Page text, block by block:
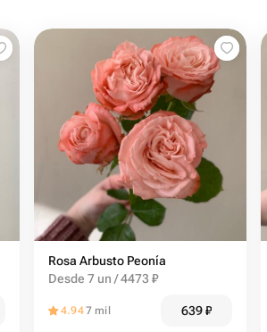
Rosa Arbusto Peonía
Desde 7 un / 4473 ₽
4.947 mil 639₽